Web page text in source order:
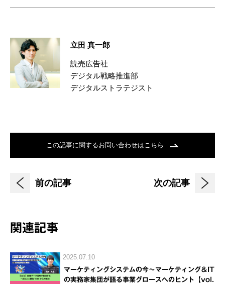
立田 真一郎
読売広告社
デジタル戦略推進部
デジタルストラテジスト
この記事に関するお問い合わせはこちら
前の記事 次の記事
関連記事
2025.07.10
マーケティングシステムの今～マーケティング＆IT
の実務家集団が語る事業グロースへのヒント【vol.